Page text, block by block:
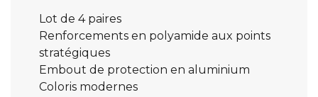
Lot de 4 paires
Renforcements en polyamide aux points
stratégiques
Embout de protection en aluminium
Coloris modernes